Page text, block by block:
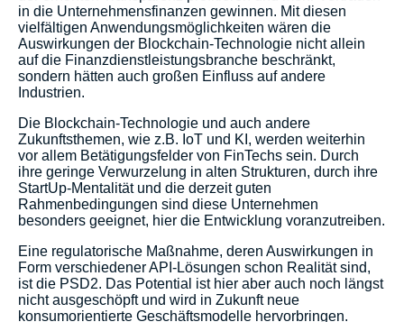
in die Unternehmensfinanzen gewinnen. Mit diesen
vielfältigen Anwendungsmöglichkeiten wären die
Auswirkungen der Blockchain-Technologie nicht allein
auf die Finanzdienstleistungsbranche beschränkt,
sondern hätten auch großen Einfluss auf andere
Industrien.
Die Blockchain-Technologie und auch andere
Zukunftsthemen, wie z.B. IoT und KI, werden weiterhin
vor allem Betätigungsfelder von FinTechs sein. Durch
ihre geringe Verwurzelung in alten Strukturen, durch ihre
StartUp-Mentalität und die derzeit guten
Rahmenbedingungen sind diese Unternehmen
besonders geeignet, hier die Entwicklung voranzutreiben.
Eine regulatorische Maßnahme, deren Auswirkungen in
Form verschiedener API-Lösungen schon Realität sind,
ist die PSD2. Das Potential ist hier aber auch noch längst
nicht ausgeschöpft und wird in Zukunft neue
konsumorientierte Geschäftsmodelle hervorbringen.